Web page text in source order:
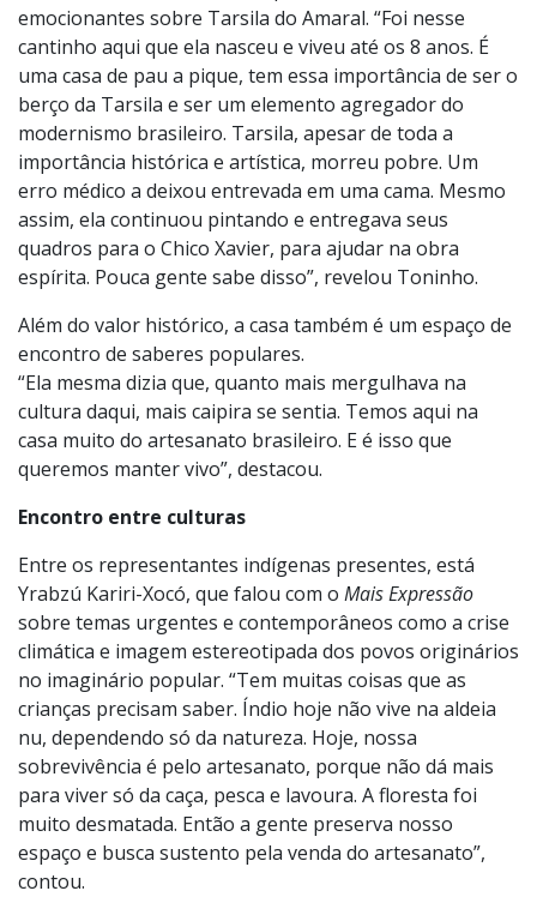
Durante a visita nossa equipe, o anfitrião Toninho
Macedo, idealizador da Abaçaí e responsável pela
preservação cultural do espaço, nos guiou pelos
ambientes da fazenda e compartilhou histórias
emocionantes sobre Tarsila do Amaral. “Foi nesse
cantinho aqui que ela nasceu e viveu até os 8 anos. É
uma casa de pau a pique, tem essa importância de ser o
berço da Tarsila e ser um elemento agregador do
modernismo brasileiro. Tarsila, apesar de toda a
importância histórica e artística, morreu pobre. Um
assim, ela continuou pintando e entregava seus
quadros para o Chico Xavier, para ajudar na obra
espírita. Pouca gente sabe disso”, revelou Toninho.
Além do valor histórico, a casa também é um espaço de
encontro de saberes populares.
cultura daqui, mais caipira se sentia. Temos aqui na
casa muito do artesanato brasileiro. E é isso que
queremos manter vivo”, destacou.
Encontro entre culturas
Entre os representantes indígenas presentes, está
Yrabzú Kariri-Xocó, que falou com oMais Expressão
sobre temas urgentes e contemporâneos como a crise
climática e imagem estereotipada dos povos originários
no imaginário popular. “Tem muitas coisas que as
crianças precisam saber. Índio hoje não vive na aldeia
nu, dependendo só da natureza. Hoje, nossa
sobrevivência é pelo artesanato, porque não dá mais